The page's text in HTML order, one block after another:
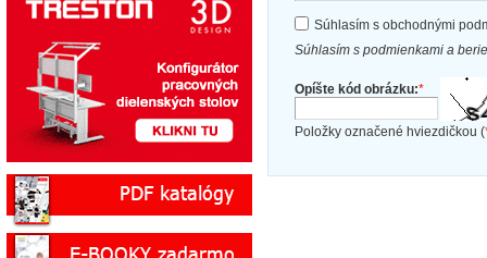
Súhlasím s obchodnými
Súhlasím s podmienkami a
Opíšte kód obrázku:*
Položky označené hviezdičkou (